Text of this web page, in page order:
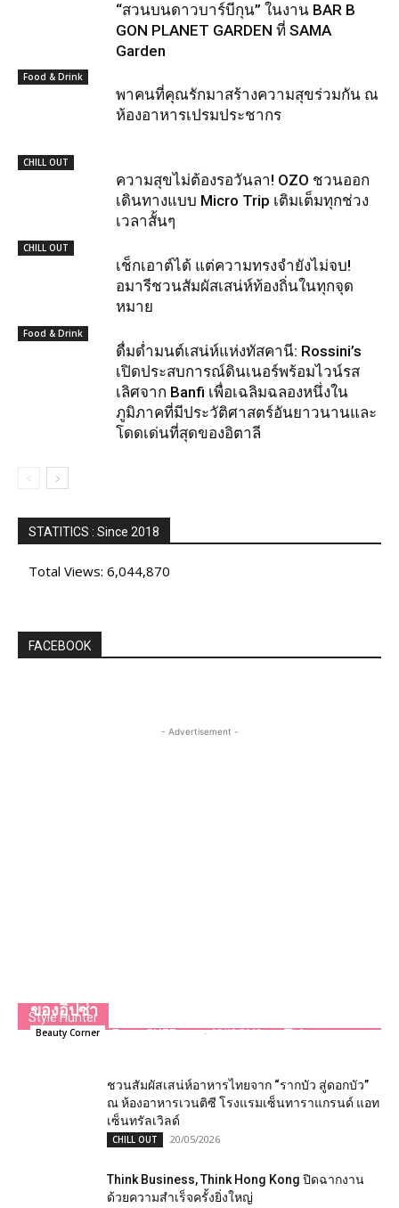
“สวนบนดาวบาร์บีกุน” ในงาน BAR B
GON PLANET GARDEN ที่ SAMA
Garden
Food & Drink
พาคนที่คุณรักมาสร้างความสุขร่วมกัน ณ
ห้องอาหารเปรมประชากร
CHILL OUT
ความสุขไม่ต้องรอวันลา! OZO ชวนออก
เดินทางแบบ Micro Trip เติมเต็มทุกช่วง
เวลาสั้นๆ
CHILL OUT
เช็กเอาต์ได้ แต่ความทรงจำยังไม่จบ!
อมารีชวนสัมผัสเสน่ห์ท้องถิ่นในทุกจุด
หมาย
Food & Drink
ดื่มด่ำมนต์เสน่ห์แห่งทัสคานี: Rossini’s
เปิดประสบการณ์ดินเนอร์พร้อมไวน์รส
เลิศจาก Banfi เพื่อเฉลิมฉลองหนึ่งใน
ภูมิภาคที่มีประวัติศาสตร์อันยาวนานและ
โดดเด่นที่สุดของอิตาลี
STATITICS : Since 2018
Total Views: 6,044,870
FACEBOOK
- Advertisement -
Style Hunter
ของอิปซ่า
Beauty Corner Team GLITZmag - 08/12/2018 0
ชวนสัมผัสเสน่ห์อาหารไทยจาก “รากบัว สู่ดอกบัว”
ณ ห้องอาหารเวนติซี โรงแรมเซ็นทาราแกรนด์ แอท
เซ็นทรัลเวิลด์
CHILL OUT 20/05/2026
Think Business, Think Hong Kong ปิดฉากงาน
ด้วยความสำเร็จครั้งยิ่งใหญ่